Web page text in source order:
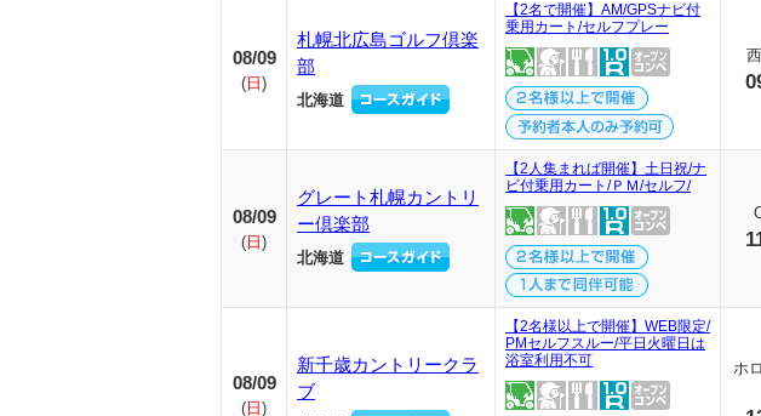
08/09
( 日 )
札幌北広島ゴルフ倶楽
部
北海道
【2名で開催】AM/GPSナビ付
乗用カート/セルフプレー
08/09
( 日 )
グレート札幌カントリ
ー倶楽部
北海道
【2人集まれば開催】土日祝/ナ
ビ付乗用カート/ＰＭ/セルフ/
08/09
( 日 )
新千歳カントリークラ
ブ
【2名様以上で開催】WEB限定/
PMセルフスルー/平日火曜日は
浴室利用不可
ホ